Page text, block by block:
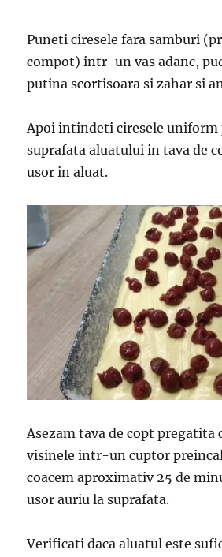
Puneti ciresele fara samburi
compot) intr-un vas adanc,
putina scortisoara si zahar si
Apoi intindeti ciresele uniform
suprafata aluatului in tava de
usor in aluat.
Asezam tava de copt pregatita
visinele intr-un cuptor
coacem aproximativ 25 de
usor auriu la suprafata.
Verificati daca aluatul este